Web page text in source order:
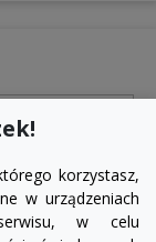
korzystasz,
w urządzeniach
w celu